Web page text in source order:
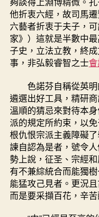
他折衷六經，故司馬
六藝者折衷于夫子，
家》）這就是半數中
子史，立法立教，終
事，非弘毅睿智之士
色諾芬自稱從英
遴選出好工具，精研
溫順的猜忌來對待本
派的規定所約束，以
根仇恨宗派主義障礙
諫自認為是者，號令
勢上說，征圣、宗經
有不兼綜統合而能獨
能猛攻己見者。更況
而是要采擷百花，辛